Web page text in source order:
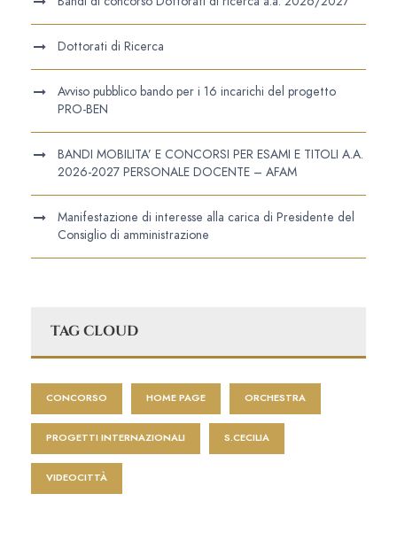
Dottorati di Ricerca
Avviso pubblico bando per i 16 incarichi del progetto
PRO-BEN
BANDI MOBILITA’ E CONCORSI PER ESAMI E TITOLI A.A.
2026-2027 PERSONALE DOCENTE – AFAM
Manifestazione di interesse alla carica di Presidente del
Consiglio di amministrazione
TAG CLOUD
CONCORSO HOME PAGE ORCHESTRA
PROGETTI INTERNAZIONALI S.CECILIA
VIDEOCITTÀ